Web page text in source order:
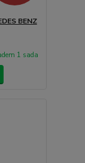
BENZ
1 sada